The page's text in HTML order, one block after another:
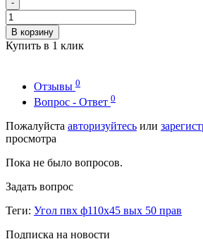
-
В корзину
Купить в 1 клик
Отзывы 0
Вопрос - Ответ 0
Пожалуйста авторизуйтесь или
просмотра
Пока не было вопросов.
Задать вопрос
Теги: Угол пвх ф110х45 вых 50 прав
Подписка на новости